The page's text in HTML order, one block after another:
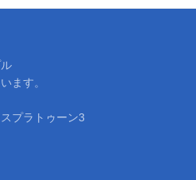
ます。
プラトゥーン3